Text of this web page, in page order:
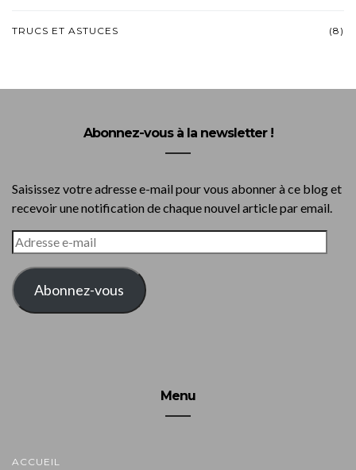
TRUCS ET ASTUCES (8)
Abonnez-vous à la newsletter !
Saisissez votre adresse e-mail pour vous abonner à ce blog et
recevoir une notification de chaque nouvel article par email.
ADRESSE
E-
MAIL
Abonnez-vous
Menu
ACCUEIL